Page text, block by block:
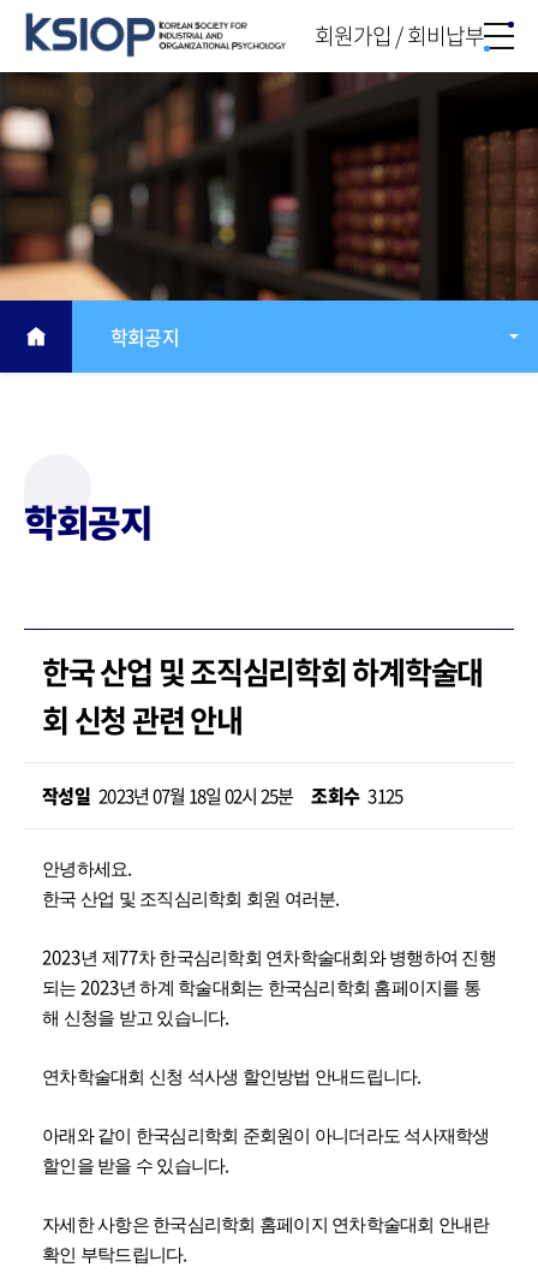
회원가입 / 회비납부
학회공지
학회공지
한국 산업 및 조직심리학회 하계학술대
회 신청 관련 안내
작성일 2023년 07월 18일 02시 25분 조회수 3125
안녕하세요.
한국 산업 및 조직심리학회 회원 여러분.
2023년 제 77차 한국심리학회 연차학술대회와 병행하여 진행
되는 2023년 하계 학술대회는 한국심리학회 홈페이지를 통
해 신청을 받고 있습니다.
연차학술대회 신청 석사생 할인방법 안내드립니다.
아래와 같이 한국심리학회 준회원이 아니더라도 석사재학생
할인을 받을 수 있습니다.
자세한 사항은 한국심리학회 홈페이지 연차학술대회 안내란
확인 부탁드립니다.